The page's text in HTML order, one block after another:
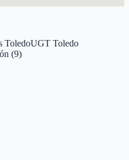
ToledoUGT Toledo
(9)